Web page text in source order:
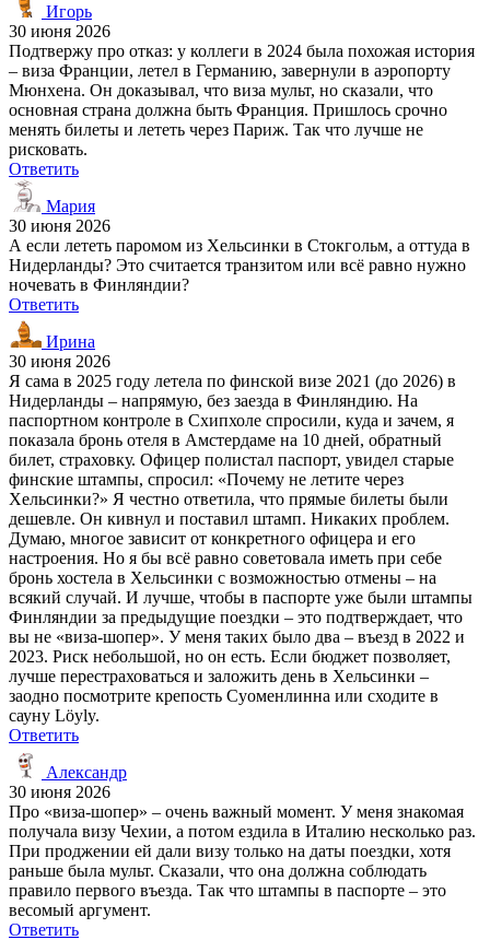
Игорь
30 июня 2026
Подтвержу про отказ: у коллеги в 2024 была похожая история
– виза Франции, летел в Германию, завернули в аэропорту
Мюнхена. Он доказывал, что виза мульт, но сказали, что
основная страна должна быть Франция. Пришлось срочно
менять билеты и лететь через Париж. Так что лучше не
рисковать.
Ответить
Мария
30 июня 2026
А если лететь паромом из Хельсинки в Стокгольм, а оттуда в
Нидерланды? Это считается транзитом или всё равно нужно
ночевать в Финляндии?
Ответить
Ирина
30 июня 2026
Я сама в 2025 году летела по финской визе 2021 (до 2026) в
Нидерланды – напрямую, без заезда в Финляндию. На
паспортном контроле в Схипхоле спросили, куда и зачем, я
показала бронь отеля в Амстердаме на 10 дней, обратный
билет, страховку. Офицер полистал паспорт, увидел старые
финские штампы, спросил: «Почему не летите через
Хельсинки?» Я честно ответила, что прямые билеты были
дешевле. Он кивнул и поставил штамп. Никаких проблем.
Думаю, многое зависит от конкретного офицера и его
настроения. Но я бы всё равно советовала иметь при себе
бронь хостела в Хельсинки с возможностью отмены – на
всякий случай. И лучше, чтобы в паспорте уже были штампы
Финляндии за предыдущие поездки – это подтверждает, что
вы не «виза-шопер». У меня таких было два – въезд в 2022 и
2023. Риск небольшой, но он есть. Если бюджет позволяет,
лучше перестраховаться и заложить день в Хельсинки –
заодно посмотрите крепость Суоменлинна или сходите в
сауну Löyly.
Ответить
Александр
30 июня 2026
Про «виза-шопер» – очень важный момент. У меня знакомая
получала визу Чехии, а потом ездила в Италию несколько раз.
При проджении ей дали визу только на даты поездки, хотя
раньше была мульт. Сказали, что она должна соблюдать
правило первого въезда. Так что штампы в паспорте – это
весомый аргумент.
Ответить